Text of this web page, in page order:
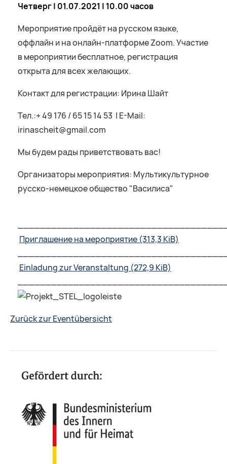
Четверг | 01.07.2021 | 10.00 часов
Мероприятие пройдёт на русском языке,
оффлайн и на онлайн-платформе Zoom. Участие
в мероприятии бесплатное, регистрация
открыта для всех желающих.
Контакт для регистрации: Ирина Шайт
Тел.:+ 49 176 / 65 15 14 53 | E-Mail:
irinascheit@gmail.com
Мы будем рады приветствовать вас!
Организаторы мероприятия: Мультикультурное
русско-немецкое общество "Василиса"
Приглашение на мероприятие (313,3 KiB)
Einladung zur Veranstaltung (272,9 KiB)
Zurück zur Eventübersicht